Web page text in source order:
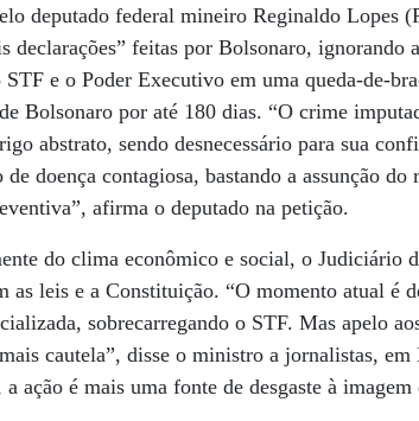
deputado federal mineiro Reginaldo Lopes
declarações” feitas por Bolsonaro, ignorando
e o Poder Executivo em uma queda-de-
Bolsonaro por até 180 dias. “O crime
abstrato, sendo desnecessário para sua
doença contagiosa, bastando a assunção
afirma o deputado na petição.
do clima econômico e social, o Judiciário
as leis e a Constituição. “O momento atual é
sobrecarregando o STF. Mas apelo
cautela”, disse o ministro a jornalistas,
ação é mais uma fonte de desgaste à